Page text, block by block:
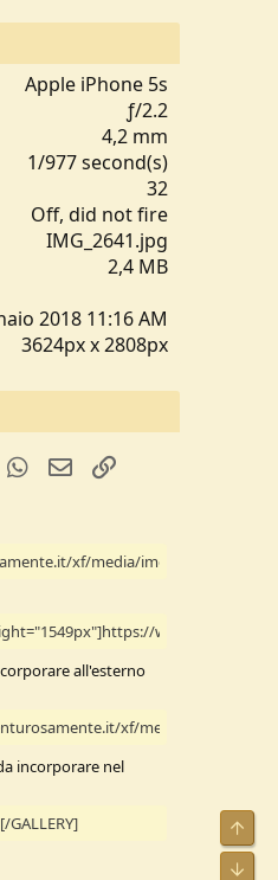
0
t
l
/
a
Apple iPhone 5s
ƒ/2.2
4,2 mm
1/977 second(s)
32
Off, did not fire
IMG_2641.jpg
2,4 MB
2018 11:16 AM
3624px x 2808px
TumblrWhatsApp
e-mail
all'esterno
incorporare nel
Alto